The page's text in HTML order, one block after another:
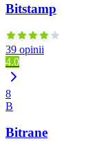
Bitstamp
39 opinii
4.0
8
B
Bitrane